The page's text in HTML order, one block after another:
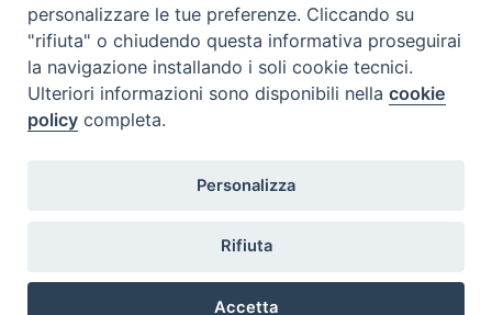
Piazza Mario Dottori, 14
02047 Poggio Mirteto (Rieti)
diocesi@diocesisabina.it
personalizzare le tue preferenze. Cliccando su
"rifiuta" o chiudendo questa informativa proseguirai
la navigazione installando i soli cookie tecnici.
Ulteriori informazioni sono disponibili nellacookie
policy completa.
Personalizza
Rifiuta
Accetta